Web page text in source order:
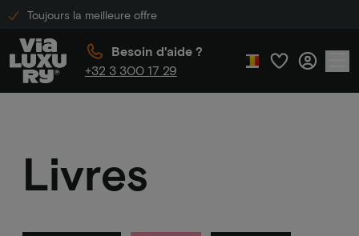
Toujours la meilleure offre
Besoin d'aide ?
+32 3 300 17 29
Livres